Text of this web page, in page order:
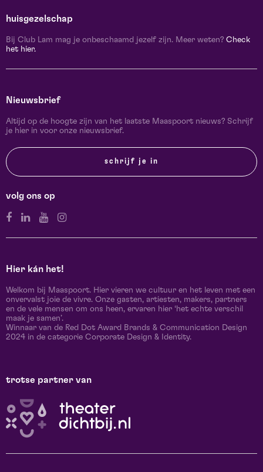
huisgezelschap
Bij Club Lam mag je onbeschaamd jezelf zijn. Meer weten? Check
het hier.
Nieuwsbrief
Altijd op de hoogte zijn van het laatste Maaspoort nieuws? Schrijf
je hier in voor onze nieuwsbrief.
schrijf je in
volg ons op
Hier kán het!
Welkom bij Maaspoort. Hier vieren we cultuur en het leven met een
onvervalst joie de vivre. Onze gasten, artiesten, makers, partners
en de vele mensen om ons heen, ervaren hier ‘het echte verschil
maak je samen’.
Winnaar van de Red Dot Award Brands & Communication Design
2024 in de categorie Corporate Design & Identity.
trotse partner van